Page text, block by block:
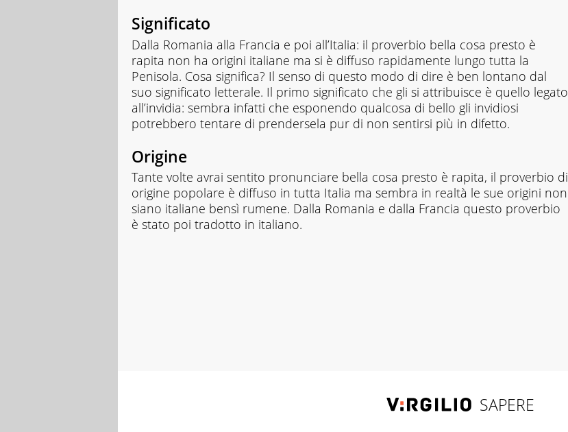
Significato
Dalla Romania alla Francia e poi all’Italia: il proverbio bella cosa presto è
rapita non ha origini italiane ma si è diffuso rapidamente lungo tutta la
Penisola. Cosa significa? Il senso di questo modo di dire è ben lontano dal
suo significato letterale. Il primo significato che gli si attribuisce è quello legato
all’invidia: sembra infatti che esponendo qualcosa di bello gli invidiosi
potrebbero tentare di prendersela pur di non sentirsi più in difetto.
Origine
Tante volte avrai sentito pronunciare bella cosa presto è rapita, il proverbio di
origine popolare è diffuso in tutta Italia ma sembra in realtà le sue origini non
siano italiane bensì rumene. Dalla Romania e dalla Francia questo proverbio
è stato poi tradotto in italiano.
SAPERE